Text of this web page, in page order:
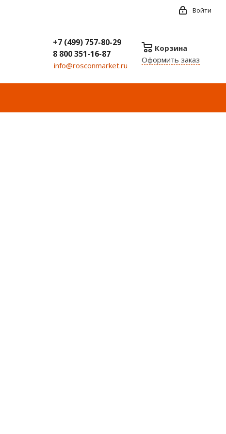
Войти
+7 (499) 757-80-29
8 800 351-16-87
info@rosconmarket.ru
Корзина
Оформить заказ